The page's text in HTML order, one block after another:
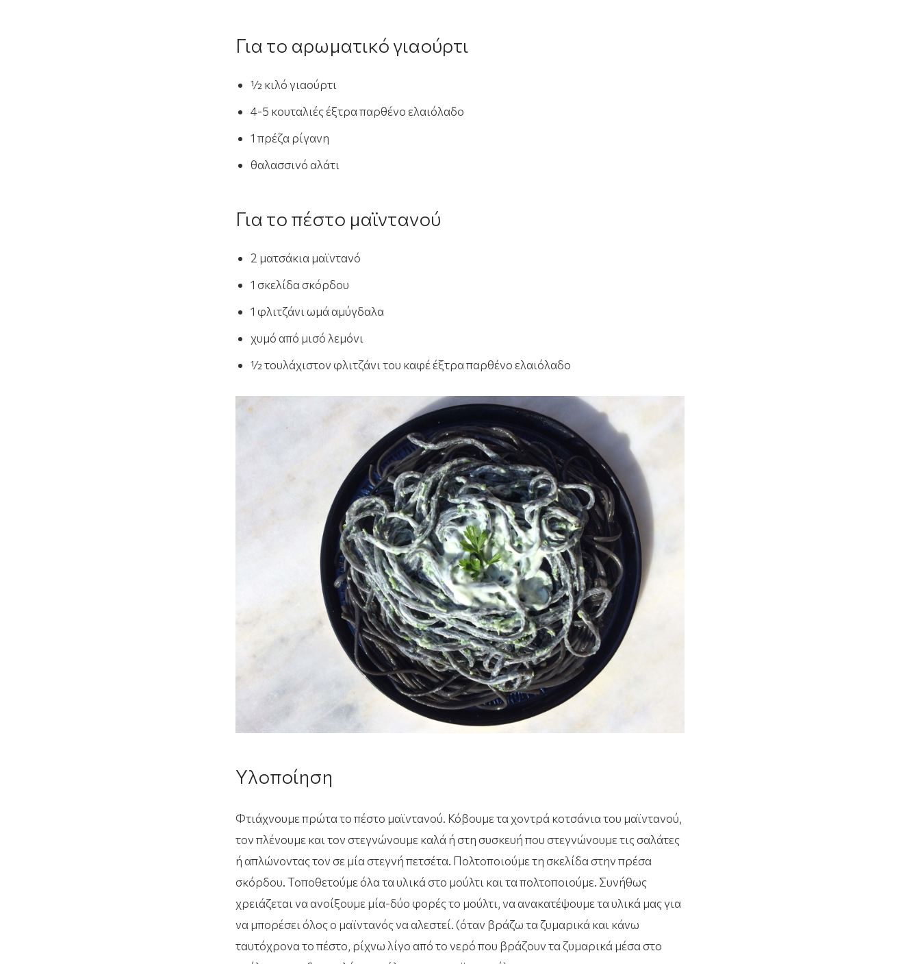
Για το αρωματικό γιαούρτι
½ κιλό γιαούρτι
4-5 κουταλιές έξτρα παρθένο ελαιόλαδο
1 πρέζα ρίγανη
θαλασσινό αλάτι
Για το πέστο μαϊντανού
2 ματσάκια μαϊντανό
1 σκελίδα σκόρδου
1 φλιτζάνι ωμά αμύγδαλα
χυμό από μισό λεμόνι
½ τουλάχιστον φλιτζάνι του καφέ έξτρα παρθένο ελαιόλαδο
Υλοποίηση
Φτιάχνουμε πρώτα το πέστο μαϊντανού. Κόβουμε τα χοντρά κοτσάνια του μαϊντανού,
τον πλένουμε και τον στεγνώνουμε καλά ή στη συσκευή που στεγνώνουμε τις σαλάτες
ή απλώνοντας τον σε μία στεγνή πετσέτα. Πολτοποιούμε τη σκελίδα στην πρέσα
σκόρδου. Τοποθετούμε όλα τα υλικά στο μούλτι και τα πολτοποιούμε. Συνήθως
χρειάζεται να ανοίξουμε μία-δύο φορές το μούλτι, να ανακατέψουμε τα υλικά μας για
να μπορέσει όλος ο μαϊντανός να αλεστεί. (όταν βράζω τα ζυμαρικά και κάνω
ταυτόχρονα το πέστο, ρίχνω λίγο από το νερό που βράζουν τα ζυμαρικά μέσα στο